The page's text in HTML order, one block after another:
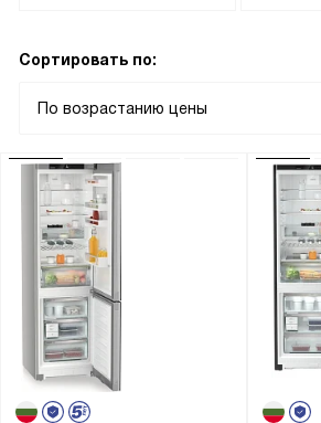
Сортировать по:
По возрастанию цены